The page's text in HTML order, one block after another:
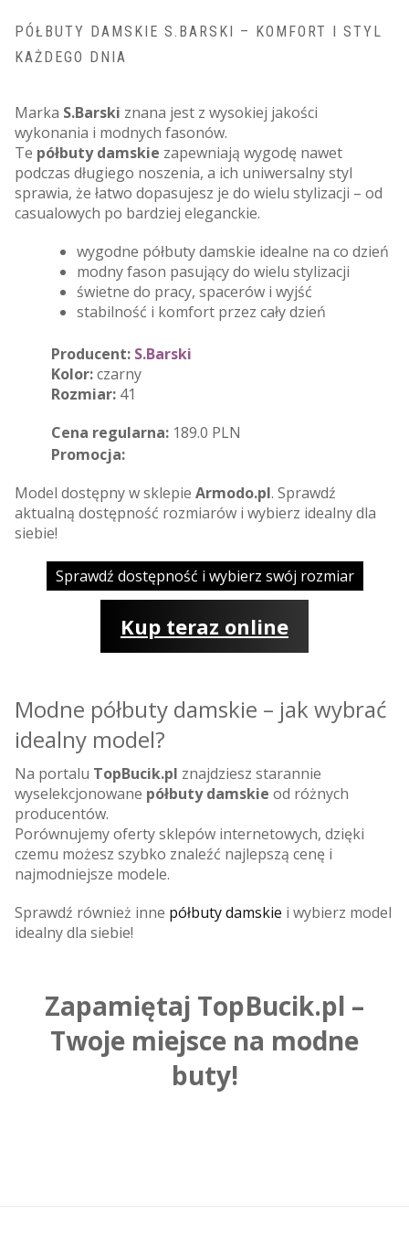
PÓŁBUTY DAMSKIE S.BARSKI – KOMFORT I STYL
KAŻDEGO DNIA
Marka S.Barski znana jest z wysokiej jakości
wykonania i modnych fasonów.
Te półbuty damskie zapewniają wygodę nawet
podczas długiego noszenia, a ich uniwersalny styl
sprawia, że łatwo dopasujesz je do wielu stylizacji – od
casualowych po bardziej eleganckie.
wygodne półbuty damskie idealne na co dzień
modny fason pasujący do wielu stylizacji
świetne do pracy, spacerów i wyjść
stabilność i komfort przez cały dzień
Producent: S.Barski
Kolor:czarny
Rozmiar: 41
Cena regularna: 189.0 PLN
Promocja:
Model dostępny w sklepie Armodo.pl. Sprawdź
aktualną dostępność rozmiarów i wybierz idealny dla
siebie!
Sprawdź dostępność i wybierz swój rozmiar
Kup teraz online
Modne półbuty damskie – jak wybrać
idealny model?
Na portalu TopBucik.pl znajdziesz starannie
wyselekcjonowane półbuty damskie od różnych
producentów.
Porównujemy oferty sklepów internetowych, dzięki
czemu możesz szybko znaleźć najlepszą cenę i
najmodniejsze modele.
Sprawdź również inne półbuty damskie i wybierz model
idealny dla siebie!
Zapamiętaj TopBucik.pl –
Twoje miejsce na modne
buty!